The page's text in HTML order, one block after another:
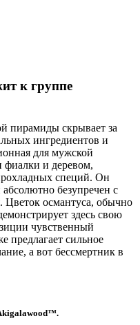
к группе
пирамиды скрывает за
ингредиентов и
для мужской
фиалки и деревом,
специй. Он
безупречен с
Цветок османтуса, обычно
здесь свою
чувственный
предлагает сильное
а вот бессмертник в